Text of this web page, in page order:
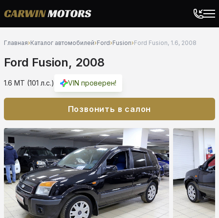
Главная›Каталог автомобилей›Ford›Fusion›Ford Fusion, 1.6, 2008
Ford Fusion, 2008
1.6 MT (101 л.с.) VIN проверен!
Позвонить в салон